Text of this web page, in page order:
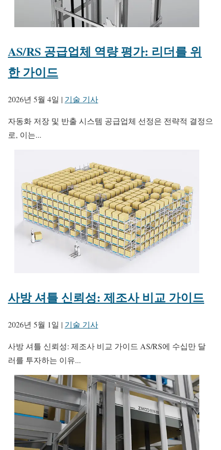
AS/RS 공급업체 역량 평가: 리더를 위
한 가이드
2026년 5월 4일 | 기술 기사
자동화 저장 및 반출 시스템 공급업체 선정은 전략적 결정으
로, 이는...
사방 셔틀 신뢰성: 제조사 비교 가이드
2026년 5월 1일 | 기술 기사
사방 셔틀 신뢰성: 제조사 비교 가이드 AS/RS에 수십만 달
러를 투자하는 이유...